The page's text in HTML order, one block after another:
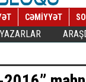
CƏMİYYƏT
YAZARLAR